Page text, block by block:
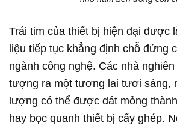
Trái tim của thiết bị hiện đại được
liệu tiếp tục khẳng định chỗ đứng
ngành công nghệ. Các nhà
tượng ra một tương lai tươi sáng,
lượng có thể được dát mỏng
hay bọc quanh thiết bị cấy ghép.